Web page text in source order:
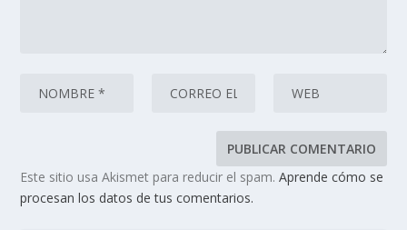
Este sitio usa Akismet para reducir el spam.Aprende cómo se
procesan los datos de tus comentarios.